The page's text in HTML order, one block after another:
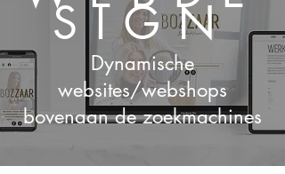
SIGN
Dynamische
websites/webshops
bovenaan de zoekmachines